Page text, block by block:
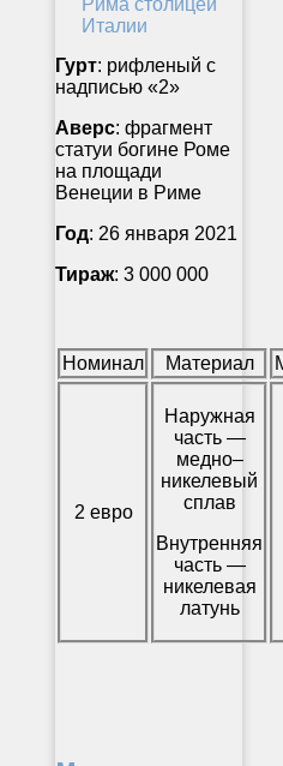
Гурт: рифленый с
надписью «2»
Аверс: фрагмент
статуи богине Роме
на площади
Венеции в Риме
Год: 26 января 2021
Тираж: 3 000 000
Номинал Материал
2 евро
Наружная
часть —
медно–
никелевый
сплав
Внутренняя
часть —
никелевая
латунь